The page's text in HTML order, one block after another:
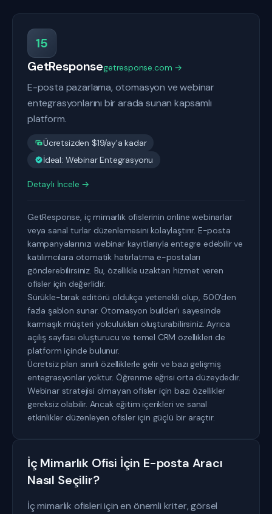
15
GetResponsegetresponse.com →
E-posta pazarlama, otomasyon ve webinar
entegrasyonlarını bir arada sunan kapsamlı
platform.
Ücretsizden $19/ay'a kadar
İdeal: Webinar Entegrasyonu
Detaylı İncele →
GetResponse, iç mimarlık ofislerinin online webinarlar
veya sanal turlar düzenlemesini kolaylaştırır. E-posta
kampanyalarınızı webinar kayıtlarıyla entegre edebilir ve
katılımcılara otomatik hatırlatma e-postaları
gönderebilirsiniz. Bu, özellikle uzaktan hizmet veren
ofisler için değerlidir.
Sürükle-bırak editörü oldukça yetenekli olup, 500'den
fazla şablon sunar. Otomasyon builder'ı sayesinde
karmaşık müşteri yolculukları oluşturabilirsiniz. Ayrıca
açılış sayfası oluşturucu ve temel CRM özellikleri de
platform içinde bulunur.
Ücretsiz plan sınırlı özelliklerle gelir ve bazı gelişmiş
entegrasyonlar yoktur. Öğrenme eğrisi orta düzeydedir.
Webinar stratejisi olmayan ofisler için bazı özellikler
gereksiz olabilir. Ancak eğitim içerikleri ve sanal
etkinlikler düzenleyen ofisler için güçlü bir araçtır.
İç Mimarlık Ofisi İçin E-posta Aracı
Nasıl Seçilir?
İç mimarlık ofisleri için en önemli kriter, görsel